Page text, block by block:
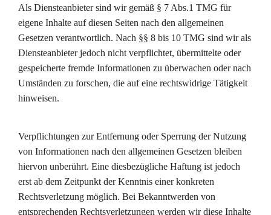
Als Diensteanbieter sind wir gemäß § 7 Abs.1 TMG für
eigene Inhalte auf diesen Seiten nach den allgemeinen
Gesetzen verantwortlich. Nach §§ 8 bis 10 TMG sind wir als
Diensteanbieter jedoch nicht verpflichtet, übermittelte oder
gespeicherte fremde Informationen zu überwachen oder nach
Umständen zu forschen, die auf eine rechtswidrige Tätigkeit
hinweisen.
Verpflichtungen zur Entfernung oder Sperrung der Nutzung
von Informationen nach den allgemeinen Gesetzen bleiben
hiervon unberührt. Eine diesbezügliche Haftung ist jedoch
erst ab dem Zeitpunkt der Kenntnis einer konkreten
Rechtsverletzung möglich. Bei Bekanntwerden von
entsprechenden Rechtsverletzungen werden wir diese Inhalte